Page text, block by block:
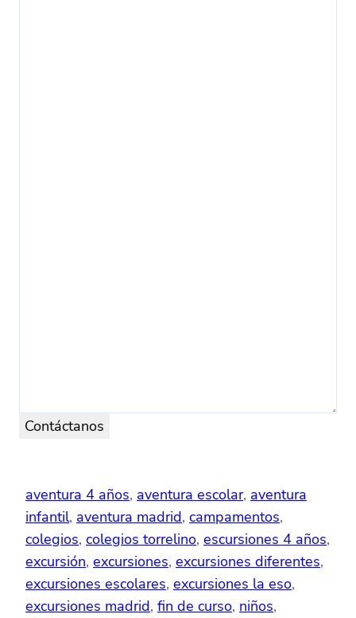
Contáctanos
aventura 4 años, aventura escolar, aventura
infantil, aventura madrid, campamentos
colegios, colegios torrelino, escursiones 4 años
excursión, excursiones, excursiones diferentes
excursiones escolares, excursiones la eso
excursiones madrid, fin de curso, niños